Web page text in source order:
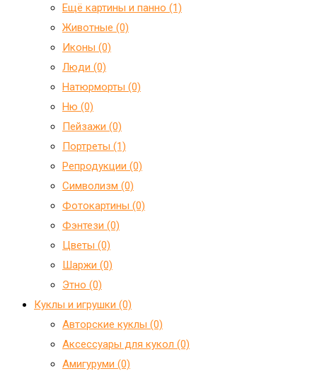
Ещё картины и панно (1)
Животные (0)
Иконы (0)
Люди (0)
Натюрморты (0)
Ню (0)
Пейзажи (0)
Портреты (1)
Репродукции (0)
Символизм (0)
Фотокартины (0)
Фэнтези (0)
Цветы (0)
Шаржи (0)
Этно (0)
Куклы и игрушки (0)
Авторские куклы (0)
Аксессуары для кукол (0)
Амигуруми (0)